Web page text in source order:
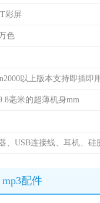
彩屏
色
以上版本支持即插即
毫米的超薄机身mm
、USB连接线、耳机、
配件